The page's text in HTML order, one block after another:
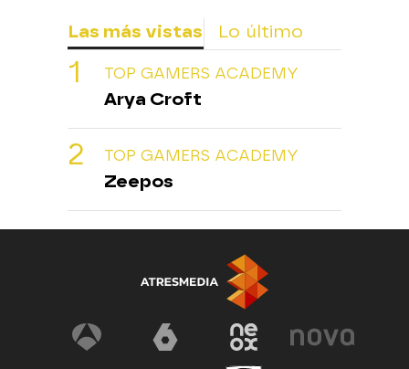
Las más vistas Lo último
TOP GAMERS ACADEMY
Arya Croft
TOP GAMERS ACADEMY
Zeepos